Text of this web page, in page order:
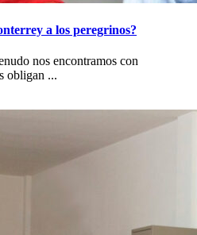
a los peregrinos?
nos encontramos con
obligan ...